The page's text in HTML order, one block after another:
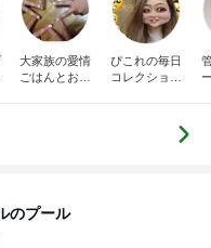
大家族の愛情
ごはんとお弁
ぴこれの毎日
コレクション
のプール